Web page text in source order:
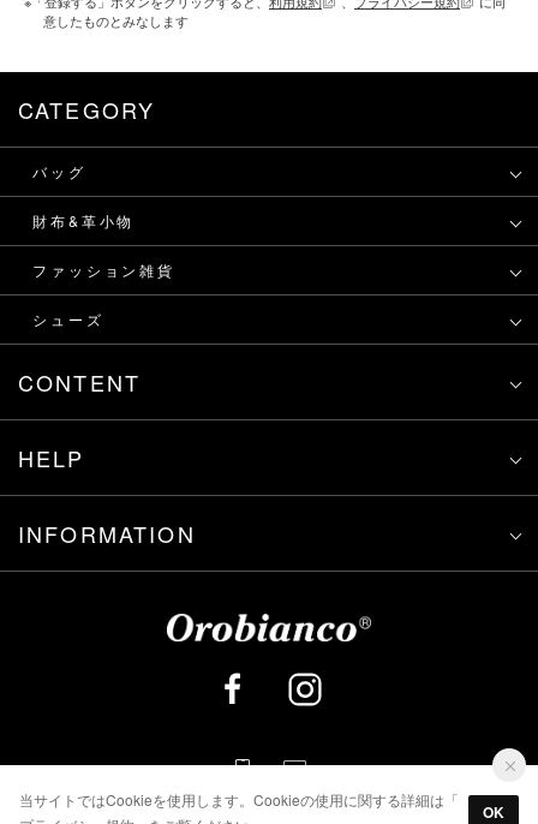
意したものとみなします
CATEGORY
バッグ
財布&革小物
ファッション雑貨
シューズ
CONTENT
HELP
INFORMATION
当サイトではCookieを使用します。Cookieの使用に関する詳細は「
OK